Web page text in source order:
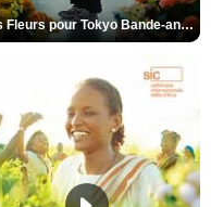
Des Fleurs pour Tokyo Bande-annonce VO STFR